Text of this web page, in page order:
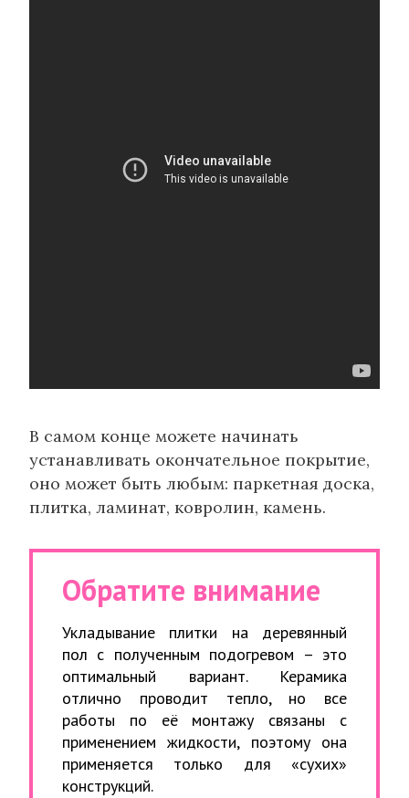
В самом конце можете начинать
устанавливать окончательное покрытие,
оно может быть любым: паркетная доска,
плитка, ламинат, ковролин, камень.
Обратите внимание
Укладывание плитки на деревянный
пол с полученным подогревом – это
оптимальный вариант. Керамика
отлично проводит тепло, но все
работы по её монтажу связаны с
применением жидкости, поэтому она
применяется только для «сухих»
конструкций.